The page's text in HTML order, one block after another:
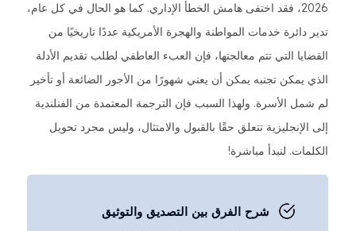
2026، فقد اختفى هامش الخطأ الإداري. كما هو الحال في كل عام،
تدير دائرة خدمات المواطنة والهجرة الأمريكية عددًا تاريخيًا من
القضايا التي تتم معالجتها، فإن العبء العاطفي لطلب تقديم الأدلة
الذي يمكن تجنبه يمكن أن يعني شهورًا من الأجور الضائعة أو تأخير
لم شمل الأسرة. ولهذا السبب فإن الترجمة المعتمدة من الفنلندية
إلى الإنجليزية تتعلق حقًا بالقبول والامتثال، وليس مجرد تحويل
الكلمات. لنبدأ مباشرة!
شرح الفرق بين التصديق والتوثيق